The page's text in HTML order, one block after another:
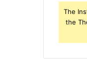
The
the